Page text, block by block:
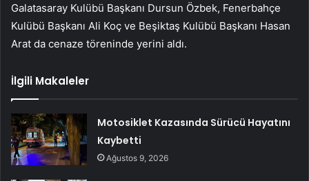
Galatasaray Kulübü Başkanı Dursun Özbek, Fenerbahçe
Kulübü Başkanı Ali Koç ve Beşiktaş Kulübü Başkanı Hasan
Arat da cenaze töreninde yerini aldı.
İlgili Makaleler
Motosiklet Kazasında Sürücü Hayatını
Kaybetti
Ağustos 9, 2026